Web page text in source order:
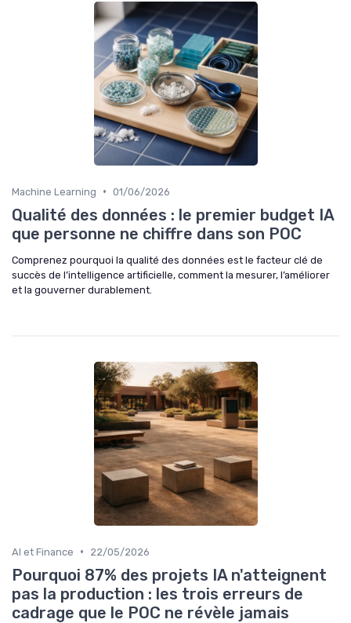
Machine Learning • 01/06/2026
Qualité des données : le premier budget IA
que personne ne chiffre dans son POC
Comprenez pourquoi la qualité des données est le facteur clé de
succès de l’intelligence artificielle, comment la mesurer, l’améliorer
et la gouverner durablement.
AI et Finance • 22/05/2026
Pourquoi 87% des projets IA n'atteignent
pas la production : les trois erreurs de
cadrage que le POC ne révèle jamais